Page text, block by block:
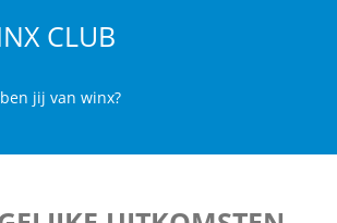
CLUB
jij van winx?